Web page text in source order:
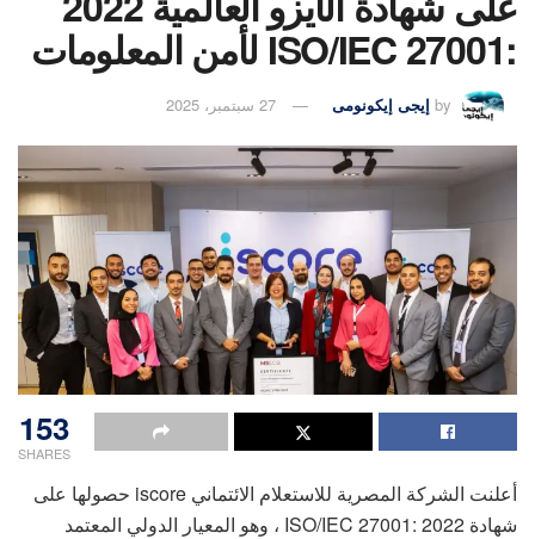
:ISO/IEC 27001 لأمن المعلومات
by إيجى إيكونومى 27 سبتمبر، 2025
153
SHARES
أعلنت الشركة المصرية للاستعلام الائتماني iscore حصولها على
شهادة 2022 :ISO/IEC 27001 ، وهو المعيار الدولي المعتمد